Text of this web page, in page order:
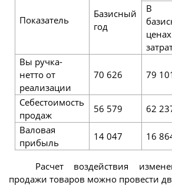
Показатель
Базисный
год
В
Вы ручка-
нетто от
реализации
70 626 79
Себестоимость
продаж
56 579 62
Валовая
прибыль
14 047 16
Расчет воздействия
продажи товаров можно провести